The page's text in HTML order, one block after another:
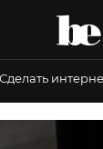
Сделать